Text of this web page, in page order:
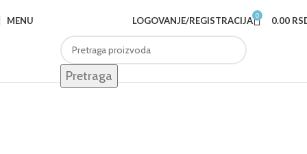
MENU LOGOVANJE/REGISTRACIJA 0 0.00
Pretraga